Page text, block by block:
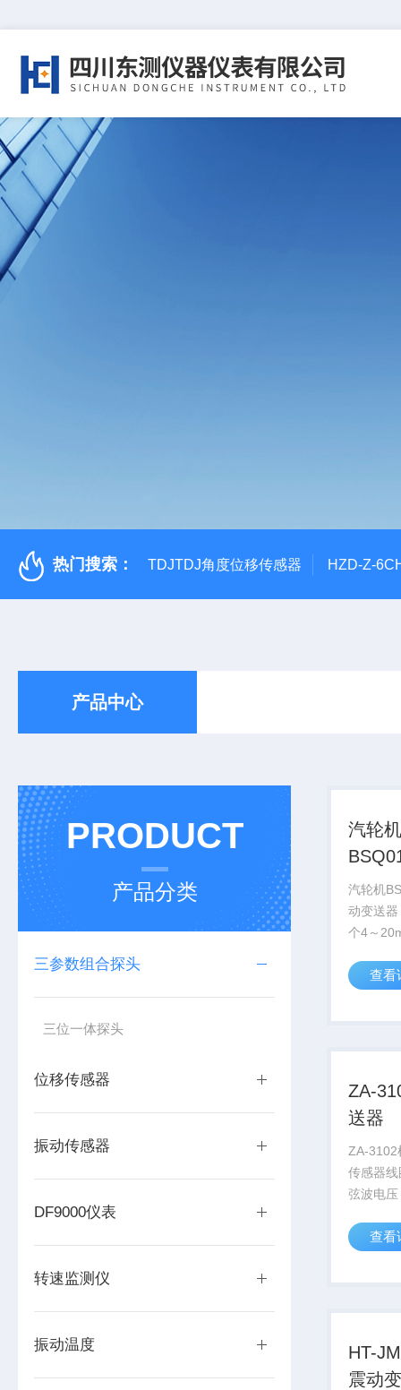
热门搜索： TDJTDJ角度位移传感器 HZD-Z-
产品中心
PRODUCT
产品分类
三参数组合探头
三位一体探头
位移传感器
振动传感器
DF9000仪表
转速监测仪
振动温度
汽轮机
震动
汽轮机
动变送
个4～
体化机
小、质
查看
ZA-
送器
ZA-3102
传感器
弦波电
磁电式
单，性
查看
HT-
震动